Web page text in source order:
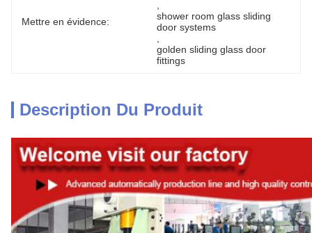
Mettre en évidence:
shower room glass sliding
door systems
golden sliding glass door
fittings
Description Du Produit